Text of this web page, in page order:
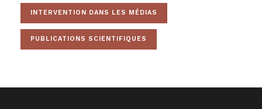
INTERVENTION DANS LES MÉDIAS
PUBLICATIONS SCIENTIFIQUES